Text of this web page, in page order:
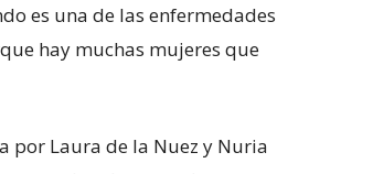
es una de las enfermedades
hay muchas mujeres que
por Laura de la Nuez y Nuria